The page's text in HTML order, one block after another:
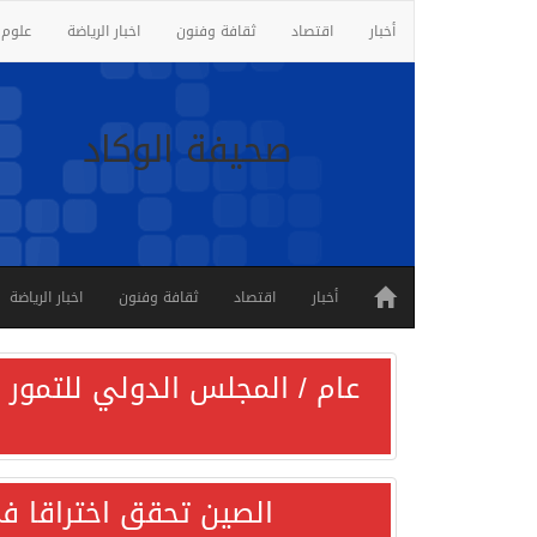
أخبار اقتصاد ثقافة وفنون اخبار الرياضة
صحيفة الوكاد
أخبار اقتصاد ثقافة وفنون اخبار الرياضة
عام / المجلس الدولي للتمور
الصين تحقق اختراقا